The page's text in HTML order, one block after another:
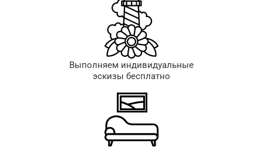
Выполняем индивидуальные
эскизы бесплатно